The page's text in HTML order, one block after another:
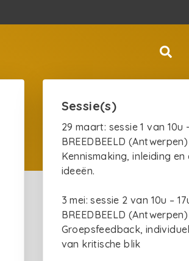
Sessie(s)
29 maart: sessie 1 van
BREEDBEELD (Antwerpen)
Kennismaking, inleiding
ideeën.
3 mei: sessie 2 van 10u –
BREEDBEELD (Antwerpen)
Groepsfeedback,
van kritische blik